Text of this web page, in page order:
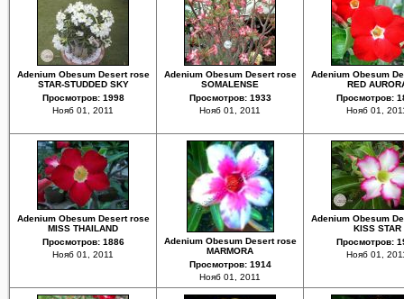
Adenium Obesum Desert rose
STAR-STUDDED SKY
Просмотров: 1998
Нояб 01, 2011
Adenium Obesum Desert rose
SOMALENSE
Просмотров: 1933
Нояб 01, 2011
Adenium Obesum
RED
Просмотров:
Нояб 01,
Adenium Obesum Desert rose
MISS THAILAND
Просмотров: 1886
Нояб 01, 2011
Adenium Obesum Desert rose
MARMORA
Просмотров: 1914
Нояб 01, 2011
Adenium Obesum
KISS STAR
Просмотров:
Нояб 01,